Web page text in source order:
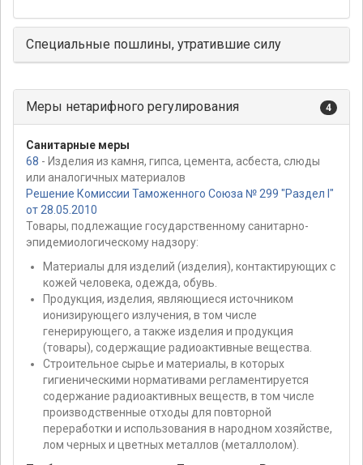
Специальные пошлины, утратившие силу
Меры нетарифного регулирования 4
Санитарные меры
68 - Изделия из камня, гипса, цемента, асбеста, слюды
или аналогичных материалов
Решение Комиссии Таможенного Союза № 299 "Раздел I"
от 28.05.2010
Товары, подлежащие государственному санитарно-
эпидемиологическому надзору:
Материалы для изделий (изделия), контактирующих с
кожей человека, одежда, обувь.
Продукция, изделия, являющиеся источником
ионизирующего излучения, в том числе
генерирующего, а также изделия и продукция
(товары), содержащие радиоактивные вещества.
Строительное сырье и материалы, в которых
гигиеническими нормативами регламентируется
содержание радиоактивных веществ, в том числе
производственные отходы для повторной
переработки и использования в народном хозяйстве,
лом черных и цветных металлов (металлолом).